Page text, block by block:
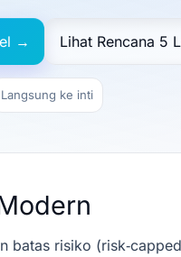
→ Lihat Rencana 5
Langsung ke inti
batas risiko